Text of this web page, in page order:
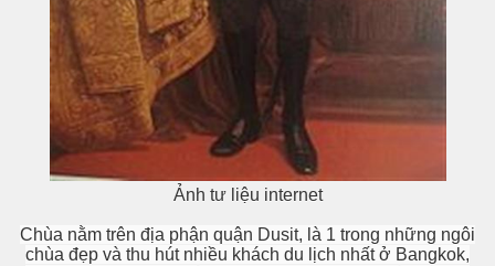
Ảnh tư liệu internet
Chùa nằm trên địa phận quận Dusit, là 1 trong những ngôi
chùa đẹp và thu hút nhiều khách du lịch nhất ở Bangkok,